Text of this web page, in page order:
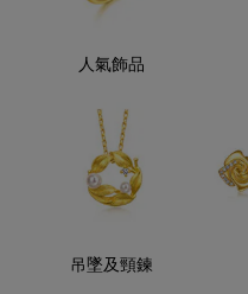
人氣飾品
吊墜及頸鍊